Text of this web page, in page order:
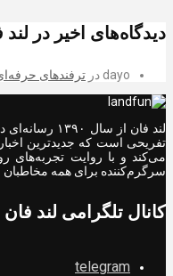
دیدگاه‌های اخیر در لند
dayo در ترفندهای
لند فان از
تفریحی است که جدیدترین
می‌کند و با روایت تجربه‌های
سرگرم‌کننده برای همه مخاطبان
کانال تلگرامی لند فان
telegram